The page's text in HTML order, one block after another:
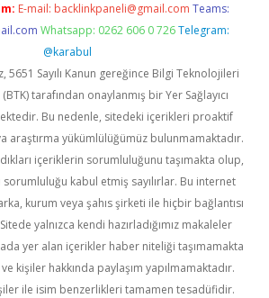
E-mail: backlinkpaneli@gmail.com Teams:
Whatsapp: 0262 606 0 726 Telegram:
@karabul
5651 Sayılı Kanun gereğince Bilgi Teknolojileri
tarafından onaylanmış bir Yer Sağlayıcı
Bu nedenle, sitedeki içerikleri proaktif
araştırma yükümlülüğümüz bulunmamaktadır.
içeriklerin sorumluluğunu taşımakta olup,
kabul etmiş sayılırlar. Bu internet
kurum veya şahıs şirketi ile hiçbir bağlantısı
yalnızca kendi hazırladığımız makaleler
yer alan içerikler haber niteliği taşımamakta
kişiler hakkında paylaşım yapılmamaktadır.
ile isim benzerlikleri tamamen tesadüfidir.